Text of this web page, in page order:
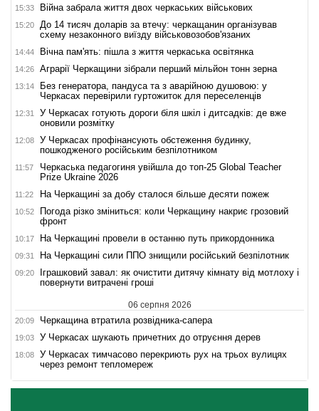
15:33 Війна забрала життя двох черкаських військових
15:20
До 14 тисяч доларів за втечу: черкащанин організував
схему незаконного виїзду військовозобов'язаних
14:44 Вічна пам'ять: пішла з життя черкаська освітянка
14:26 Аграрії Черкащини зібрали перший мільйон тонн зерна
13:14
Без генератора, пандуса та з аварійною душовою: у
Черкасах перевірили гуртожиток для переселенців
12:31
У Черкасах готують дороги біля шкіл і дитсадків: де вже
оновили розмітку
12:08
У Черкасах профінансують обстеження будинку,
пошкодженого російським безпілотником
11:57
Черкаська педагогиня увійшла до топ-25 Global Teacher
Prize Ukraine 2026
11:22 На Черкащині за добу сталося більше десяти пожеж
10:52
Погода різко зміниться: коли Черкащину накриє грозовий
фронт
10:17 На Черкащині провели в останню путь прикордонника
09:31 На Черкащині сили ППО знищили російський безпілотник
09:20
Іграшковий завал: як очистити дитячу кімнату від мотлоху і
повернути витрачені гроші
06 серпня 2026
20:09 Черкащина втратила розвідника-сапера
19:03 У Черкасах шукають причетних до отруєння дерев
18:08
У Черкасах тимчасово перекриють рух на трьох вулицях
через ремонт тепломереж